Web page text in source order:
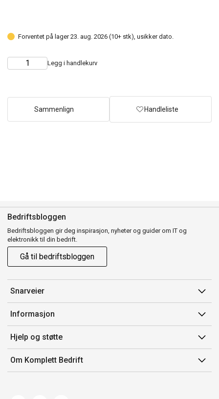
Forventet på lager 23. aug. 2026 (10+ stk), usikker dato.
Choose
Quantity Legg i handlekurv
Sammenlign Handleliste
Bedriftsbloggen
Bedriftsbloggen gir deg inspirasjon, nyheter og guider om IT og
elektronikk til din bedrift.
Gå til bedriftsbloggen
Snarveier
Min side
Ordreoversikt
Mine produkter
Informasjon
Salgsbetingelser
Avtalevilkår for Komplett Bedrift Pluss
Produsenter
Hjelp og støtte
Kontakt oss
Retur
Om Komplett Bedrift